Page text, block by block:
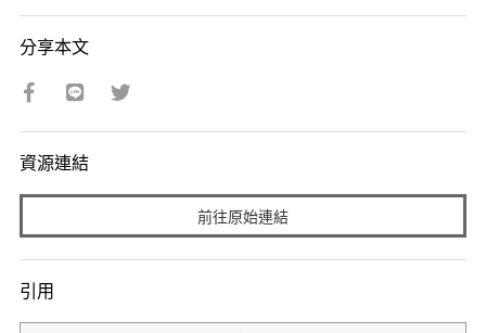
分享本文
資源連結
前往原始連結
引用